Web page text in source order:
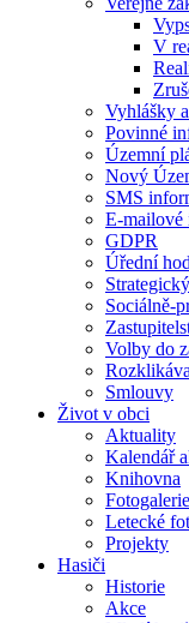
V
Vyhlášky
Povinné
Územní
Nový
SMS
E-mailové
GDPR
Úřední
Sociálně-
Volby do
Smlouvy
Život v obci
Aktuality
Kalendář
Knihovna
Fotogalerie
Letecké
Projekty
Hasiči
Historie
Akce